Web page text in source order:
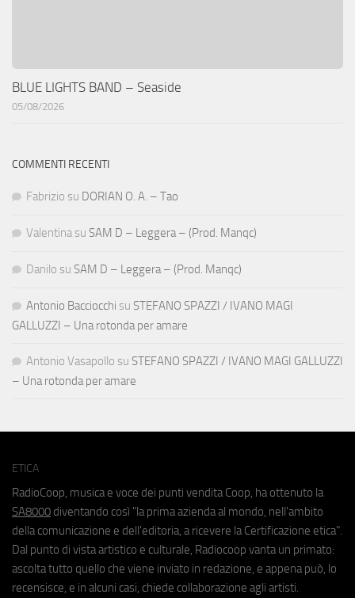
BLUE LIGHTS BAND – Seaside
05/08/2026
COMMENTI RECENTI
Fabrizio su DORIAN O. A. – Tao
Valentina su SAM D – Leggera – (Prod. Manqc)
Danilo su SAM D – Leggera – (Prod. Manqc)
Antonio Bacciocchi su STEFANO SPAZZI / IVANO MAGI
GALLUZZI – Una rotonda per amare
Antonio Vasapollo su STEFANO SPAZZI / IVANO MAGI GALLUZZI
– Una rotonda per amare
ETICA
RadioCoop, musica e voce dei punti vendita Coop, ha ottenuto la
SA8000 diventando così "la prima azienda al mondo, nell'ambito
della comunicazione e dell'editoria, a ricevere la Certificazione etica".
Dal punto di vista artistico e culturale, Radiocoop vanta un primato:
ascolta tutto quello che viene inviato in redazione, e appena può, lo
recensisce, e in alcuni casi, chiede collaborazione agli artisti.